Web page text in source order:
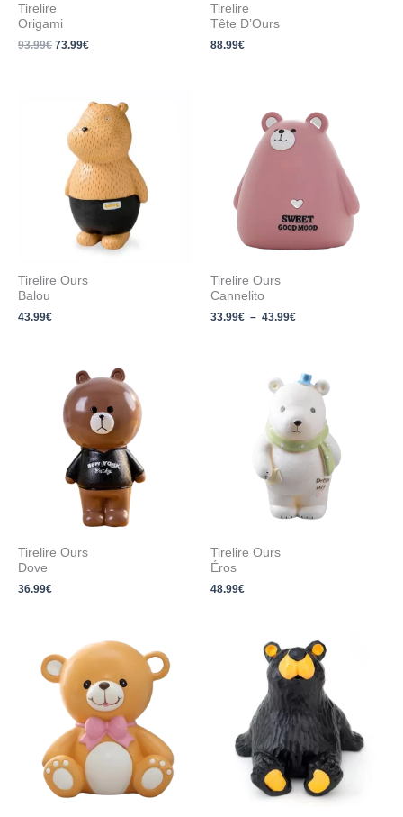
Tirelire
Origami
93.99€ 73.99€
Tirelire
Tête D’Ours
88.99€
Tirelire Ours
Balou
43.99€
Tirelire Ours
Cannelito
33.99€ – 43.99€
prix :
33.99€
Tirelire Ours
Dove
36.99€
Tirelire Ours
Éros
48.99€